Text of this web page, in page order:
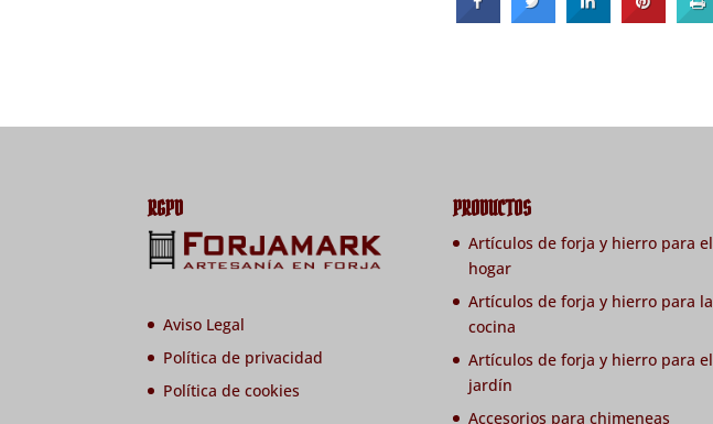
RGPD
Aviso Legal
Política de privacidad
Política de cookies
PRODUCTOS
Artículos de forja y hierro para el
hogar
Artículos de forja y hierro para la
cocina
Artículos de forja y hierro para el
jardín
Accesorios para chimeneas